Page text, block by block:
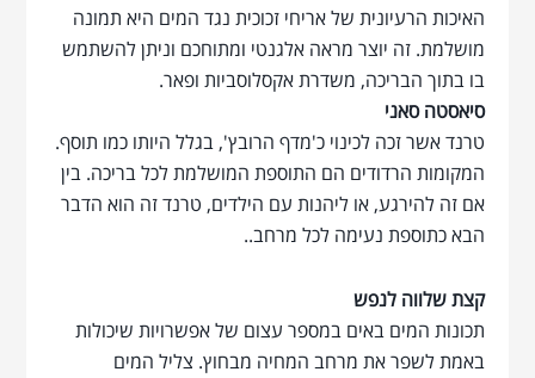
האיכות הרעיונית של אריחי זכוכית נגד המים היא תמונה
מושלמת. זה יוצר מראה אלגנטי ומתוחכם וניתן להשתמש
בו בתוך הבריכה, משדרת אקסלוסביות ופאר.
סיאסטה סאני
טרנד אשר זכה לכינוי כ'מדף הרובץ', בגלל היותו כמו תוסף.
המקומות הרדודים הם התוספת המושלמת לכל בריכה. בין
אם זה להירגע, או ליהנות עם הילדים, טרנד זה הוא הדבר
הבא כתוספת נעימה לכל מרחב..
קצת שלווה לנפש
תכונות המים באים במספר עצום של אפשרויות שיכולות
באמת לשפר את מרחב המחיה מבחוץ. צליל המים